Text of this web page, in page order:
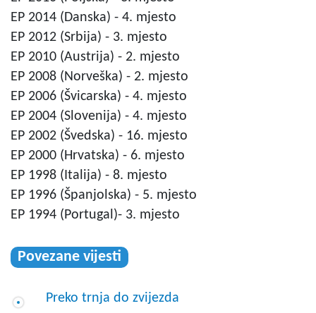
EP 2014 (Danska) - 4. mjesto
EP 2012 (Srbija) - 3. mjesto
EP 2010 (Austrija) - 2. mjesto
EP 2008 (Norveška) - 2. mjesto
EP 2006 (Švicarska) - 4. mjesto
EP 2004 (Slovenija) - 4. mjesto
EP 2002 (Švedska) - 16. mjesto
EP 2000 (Hrvatska) - 6. mjesto
EP 1998 (Italija) - 8. mjesto
EP 1996 (Španjolska) - 5. mjesto
EP 1994 (Portugal)- 3. mjesto
Povezane vijesti
Preko trnja do zvijezda